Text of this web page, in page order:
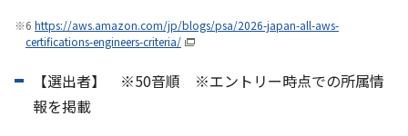
※6 https://aws.amazon.com/jp/blogs/psa/2026-japan-all-aws-
certifications-engineers-criteria/
【選出者】 ※50音順 ※エントリー時点での所属情
報を掲載